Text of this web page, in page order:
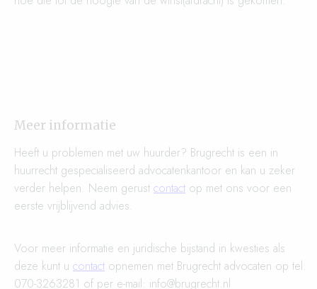
Meer informatie
Heeft u problemen met uw huurder? Brugrecht is een in
huurrecht gespecialiseerd advocatenkantoor en kan u zeker
verder helpen. Neem gerust contact op met ons voor een
eerste vrijblijvend advies.
Voor meer informatie en juridische bijstand in kwesties als
deze kunt u contact opnemen met Brugrecht advocaten op tel:
070-3263281 of per e-mail: info@brugrecht.nl